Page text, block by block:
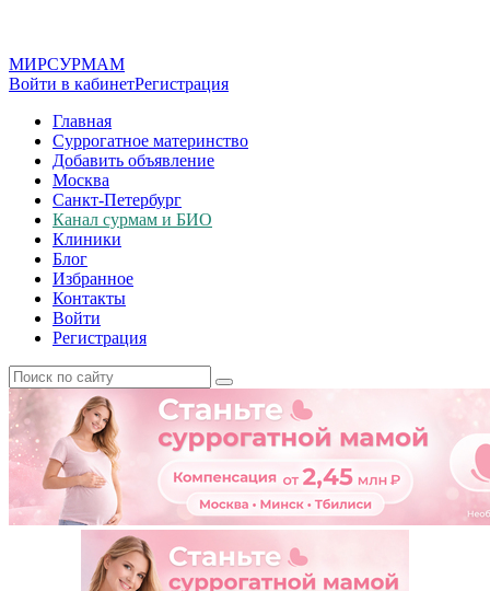
МИРСУРМАМ
Войти в кабинетРегистрация
Главная
Суррогатное материнство
Добавить объявление
Москва
Санкт-Петербург
Канал сурмам и БИО
Клиники
Блог
Избранное
Контакты
Войти
Регистрация